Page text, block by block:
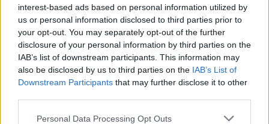
interest-based ads based on personal information utilized by
us or personal information disclosed to third parties prior to
your opt-out. You may separately opt-out of the further
disclosure of your personal information by third parties on the
IAB’s list of downstream participants. This information may
also be disclosed by us to third parties on the IAB’s List of
Downstream Participants that may further disclose it to other
Please note that this website/app uses one or more Google
Personal Data Processing Opt Outs
cilvēkiem
Masks atsakās no vienošanās ar Zelenski;
atklājas, par ko viņiem ir nopietnas
nesaskaņas
Lasīt citas ziņas